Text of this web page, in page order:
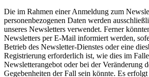
Die im Rahmen einer Anmeldung zum
personenbezogenen Daten werden
unseres Newsletters verwendet. Ferner
Newsletters per E-Mail informiert werden,
Betrieb des Newsletter-Dienstes oder eine
Registrierung erforderlich ist, wie dies im
Newsletterangebot oder bei der Veränderung
Gegebenheiten der Fall sein könnte. Es